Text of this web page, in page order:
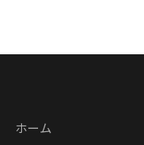
送
ホーム